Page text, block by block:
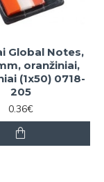
Global Notes,
oranžiniai,
(1x50) 0718-
205
0.36€